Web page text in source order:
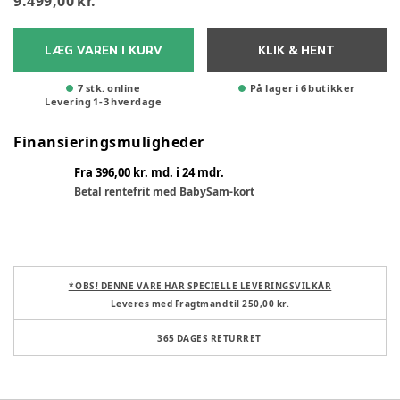
LÆG VAREN I KURV
7 stk. online
Levering 1-3hverdage
KLIK & HENT
På lager i 6 butikker
Finansieringsmuligheder
Fra 396,00 kr. md. i 24 mdr.
Betal rentefrit med BabySam-kort
* OBS! DENNE VARE HAR SPECIELLE LEVERINGSVILKÅR
Leveres med Fragtmand til 250,00 kr.
365 DAGES RETURRET